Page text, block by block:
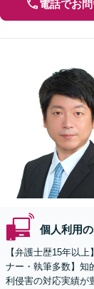
電話でお
個人利用
【弁護士歴15年以
ナー・執筆多数】知
利侵害の対応実績が